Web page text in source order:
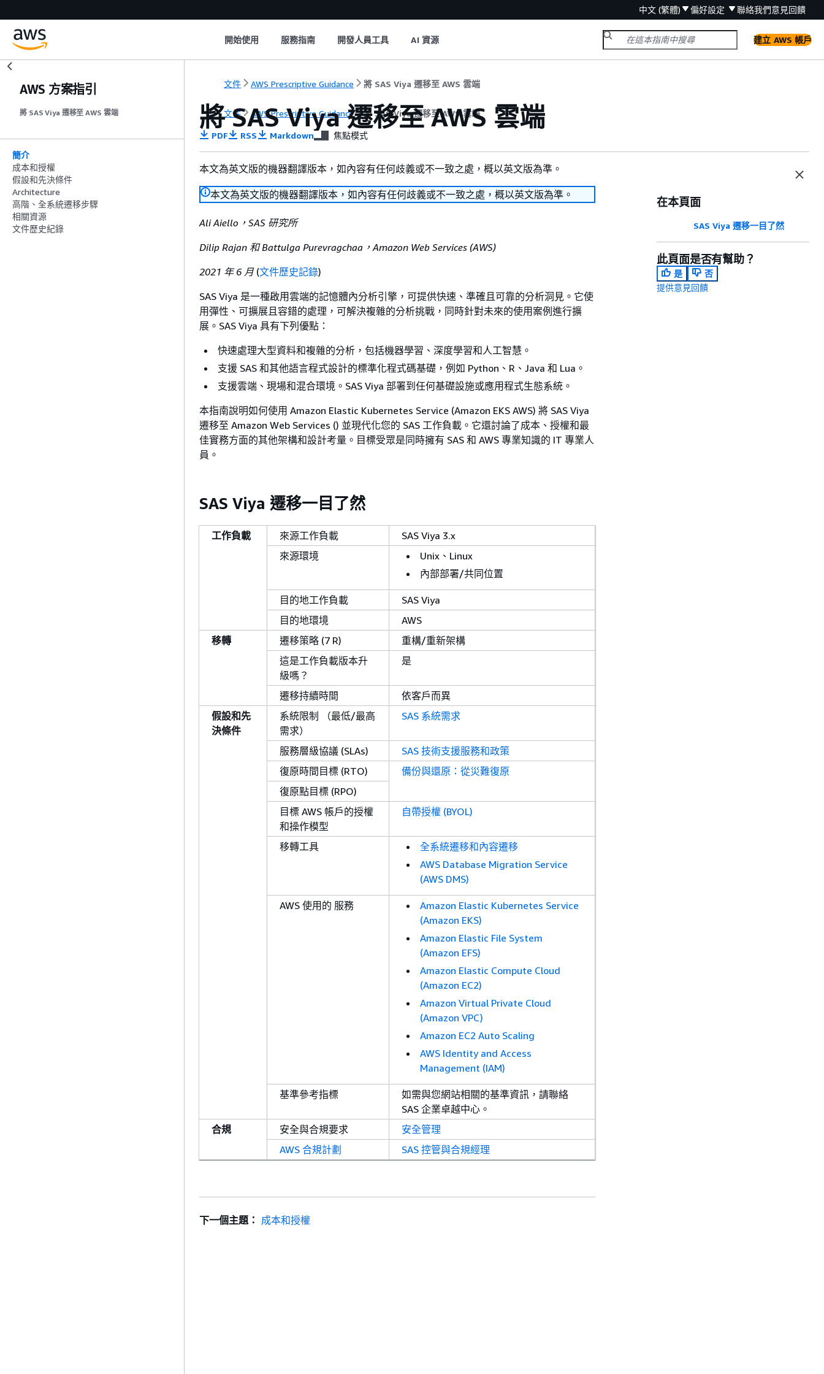
中文 (繁體) 偏好設定 聯絡我們意見回饋
開始使用 服務指南 開發人員工具 AI 資源 建立 AWS 帳戶
AWS 方案指引
將 SAS Viya 遷移至 AWS 雲端
簡介
成本和授權
假設和先決條件
Architecture
高階、全系統遷移步驟
相關資源
文件歷史紀錄
文件 AWS Prescriptive Guidance 將 SAS Viya 遷移至 AWS 雲端
文件 AWS Prescriptive Guidance 將 SAS Viya 遷移至 AWS 雲端
將 SAS Viya 遷移至 AWS 雲端
PDF RSS Markdown 焦點模式
本文為英文版的機器翻譯版本，如內容有任何歧義或不一致之處，概以英文版為準。
本文為英文版的機器翻譯版本，如內容有任何歧義或不一致之處，概以英文版為準。
Ali Aiello，SAS 研究所
Dilip Rajan 和 Battulga Purevragchaa，Amazon Web Services (AWS)
2021 年 6 月(文件歷史記錄)
SAS Viya 是一種啟用雲端的記憶體內分析引擎，可提供快速、準確且可靠的分析洞見。它使
用彈性、可擴展且容錯的處理，可解決複雜的分析挑戰，同時針對未來的使用案例進行擴
展。SAS Viya 具有下列優點：
快速處理大型資料和複雜的分析，包括機器學習、深度學習和人工智慧。
支援 SAS 和其他語言程式設計的標準化程式碼基礎，例如 Python、R、Java 和 Lua。
支援雲端、現場和混合環境。SAS Viya 部署到任何基礎設施或應用程式生態系統。
本指南說明如何使用 Amazon Elastic Kubernetes Service (Amazon EKS AWS) 將 SAS Viya
遷移至 Amazon Web Services () 並現代化您的 SAS 工作負載。它還討論了成本、授權和最
佳實務方面的其他架構和設計考量。目標受眾是同時擁有 SAS 和 AWS 專業知識的 IT 專業人
員。
SAS Viya 遷移一目了然
工作負載 來源工作負載
SAS Viya 3.x
來源環境
Unix、Linux
內部部署/共同位置
目的地工作負載
SAS Viya
目的地環境
AWS
移轉
遷移策略 (7 R)
重構/重新架構
這是工作負載版本升
級嗎？
是
遷移持續時間
依客戶而異
假設和先
決條件
系統限制 （最低/最高
需求）
SAS 系統需求
服務層級協議 (SLAs)
SAS 技術支援服務和政策
復原時間目標 (RTO)
備份與還原：從災難復原
復原點目標 (RPO)
目標 AWS 帳戶的授權
和操作模型
自帶授權 (BYOL)
移轉工具
全系統遷移和內容遷移
AWS Database Migration Service
(AWS DMS)
AWS 使用的 服務
Amazon Elastic Kubernetes Service
(Amazon EKS)
Amazon Elastic File System
(Amazon EFS)
Amazon Elastic Compute Cloud
(Amazon EC2)
Amazon Virtual Private Cloud
(Amazon VPC)
Amazon EC2 Auto Scaling
AWS Identity and Access
Management (IAM)
基準參考指標
如需與您網站相關的基準資訊，請聯絡
SAS 企業卓越中心。
合規
安全與合規要求
安全管理
AWS 合規計劃
SAS 控管與合規經理
在本頁面
SAS Viya 遷移一目了然
此頁面是否有幫助？
是
否
提供意見回饋
下一個主題： 成本和授權